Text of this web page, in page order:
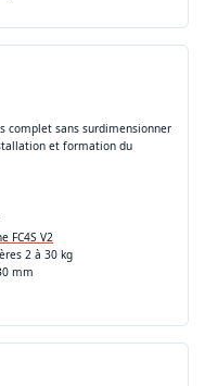
complet sans surdimensionner
et formation du
FC4S V2
2 à 30 kg
mm